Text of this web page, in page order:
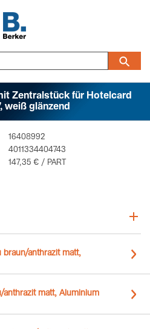
Zentralstück für Hotelcard
weiß glänzend
16408992
4011334404743
147,35 € / PART
braun/anthrazit matt,
anthrazit matt, Aluminium